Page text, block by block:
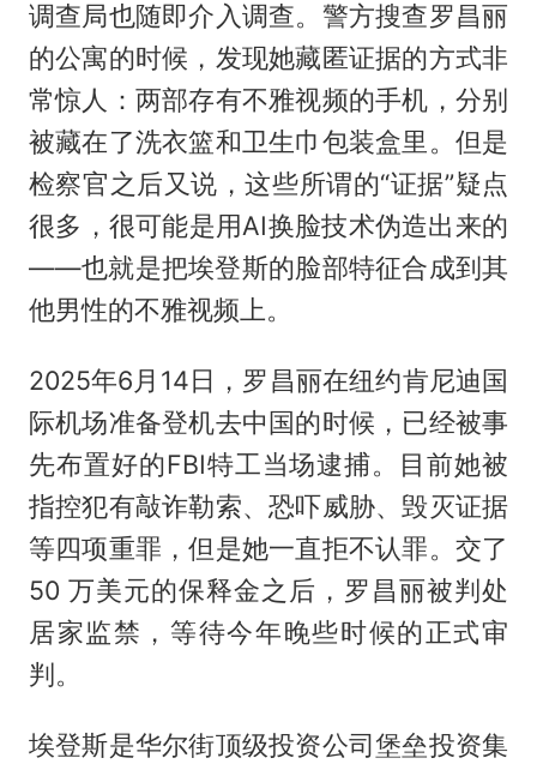
调查局也随即介入调查。警方搜查罗昌丽
的公寓的时候，发现她藏匿证据的方式非
常惊人：两部存有不雅视频的手机，分别
被藏在了洗衣篮和卫生巾包装盒里。但是
检察官之后又说，这些所谓的“证据”疑点
很多，很可能是用AI换脸技术伪造出来的
——也就是把埃登斯的脸部特征合成到其
他男性的不雅视频上。
2025年6月14日，罗昌丽在纽约肯尼迪国
际机场准备登机去中国的时候，已经被事
先布置好的FBI特工当场逮捕。目前她被
指控犯有敲诈勒索、恐吓威胁、毁灭证据
等四项重罪，但是她一直拒不认罪。交了
50 万美元的保释金之后，罗昌丽被判处
居家监禁，等待今年晚些时候的正式审
判。
埃登斯是华尔街顶级投资公司堡垒投资集